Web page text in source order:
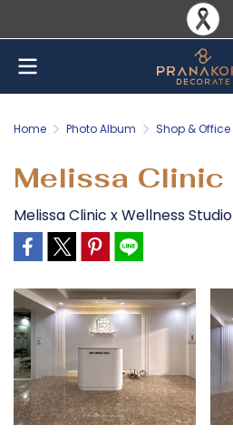
Home Photo Album Shop & Office
Melissa Clinic
Melissa Clinic x Wellness Studio